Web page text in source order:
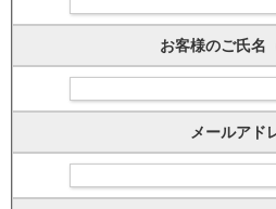
お客様のご氏名
メールアド